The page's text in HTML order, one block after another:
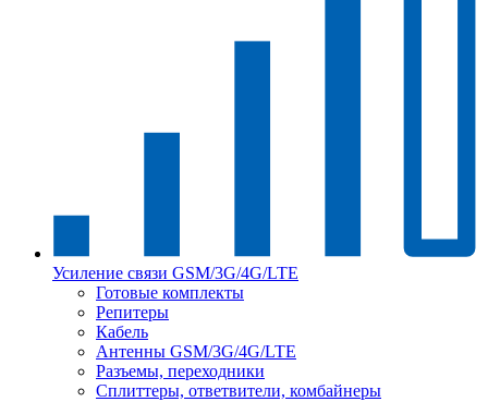
Усиление связи GSM/3G/4G/LTE
Готовые комплекты
Репитеры
Кабель
Антенны GSM/3G/4G/LTE
Разъемы, переходники
Сплиттеры, ответвители, комбайнеры